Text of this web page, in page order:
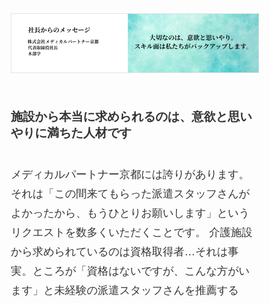
施設から本当に求められるのは、意欲と思い
やりに満ちた人材です
メディカルパートナー京都には誇りがあります。
それは「この間来てもらった派遣スタッフさんが
よかったから、もうひとりお願いします」という
リクエストを数多くいただくことです。 介護施設
から求められているのは資格取得者…それは事
実。ところが「資格はないですが、こんな方がい
ます」と未経験の派遣スタッフさんを推薦する